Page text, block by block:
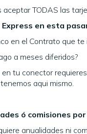
aceptar TODAS las
en esta
en el Contrato que
a meses diferidos?
tu conector
aqui mismo.
ó comisiones
anualidades ni